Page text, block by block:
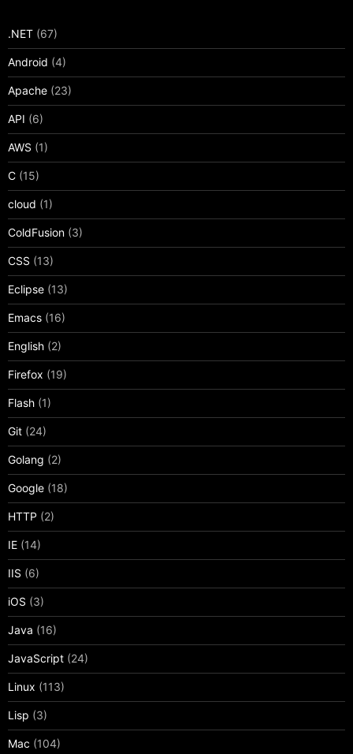
.NET (67)
Android (4)
Apache (23)
API (6)
AWS (1)
C (15)
cloud (1)
ColdFusion (3)
CSS (13)
Eclipse (13)
Emacs (16)
English (2)
Firefox (19)
Flash (1)
Git (24)
Golang (2)
Google (18)
HTTP (2)
IE (14)
IIS (6)
iOS (3)
Java (16)
JavaScript (24)
Linux (113)
Lisp (3)
Mac (104)